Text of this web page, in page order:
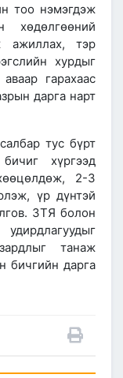
тоо нэмэгдэж
хөдөлгөөний
ажиллах, тэр
хурдыг
гарахаас
дарга нарт
тус бүрт
хүргээд
2-3
үр дүнтэй
ЗТЯ болон
танаж
бичгийн дарга